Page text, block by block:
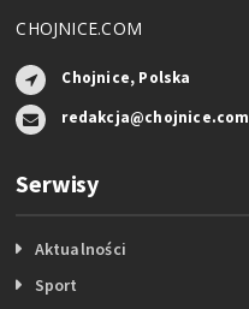
CHOJNICE.COM
Chojnice, Polska
redakcja@chojnice.com
Serwisy
Aktualności
Sport